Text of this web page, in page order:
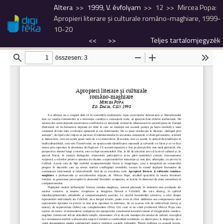
Altera 1999, V. évfolyam 12
Mircea Popa:
Apropieri literare şi culturale româno-maghiare, 1999-
10-20
<<
>> Teljes tartalomjegyzék